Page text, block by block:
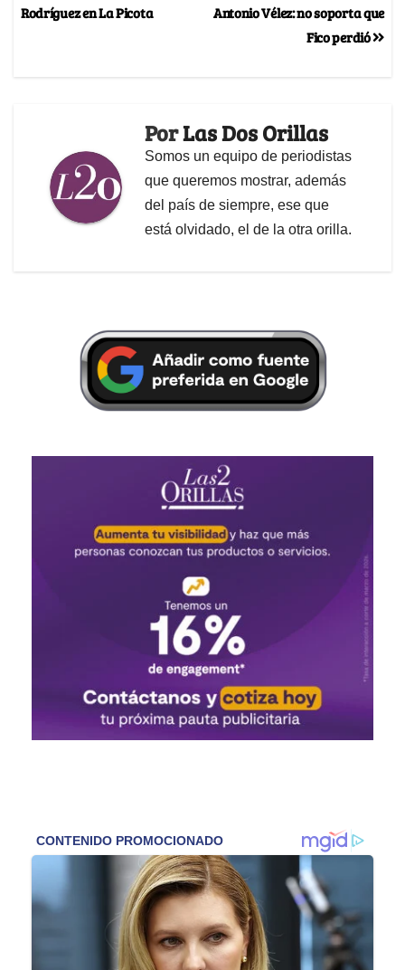
Antonio Vélez: no soporta que
Fico perdió
Rodríguez en La Picota
PorLas Dos Orillas
Somos un equipo de periodistas
que queremos mostrar, además
del país de siempre, ese que
está olvidado, el de la otra orilla.